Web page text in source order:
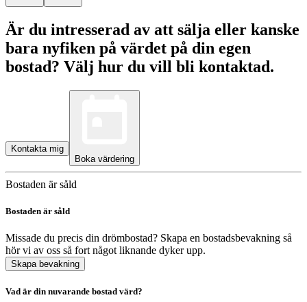
Är du intresserad av att sälja eller kanske
bara nyfiken på värdet på din egen
bostad? Välj hur du vill bli kontaktad.
Kontakta mig
Boka värdering
Bostaden är såld
Bostaden är såld
Missade du precis din drömbostad? Skapa en bostadsbevakning så
hör vi av oss så fort något liknande dyker upp.
Skapa bevakning
Vad är din nuvarande bostad värd?